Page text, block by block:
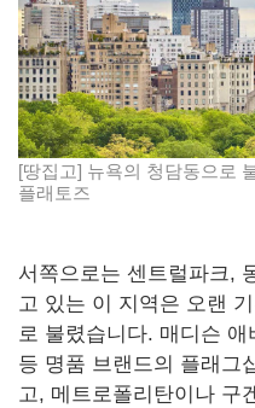
[땅집고] 뉴욕의 청담동으로
플래토즈
서쪽으로는 센트럴파크,
고 있는 이 지역은 오랜
로 불렸습니다. 매디슨 애
등 명품 브랜드의 플래그
고, 메트로폴리탄이나 구